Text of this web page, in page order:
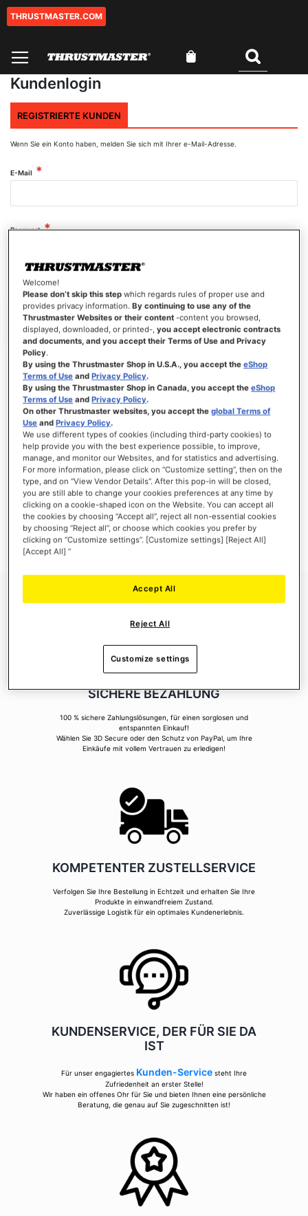
Zum
THRUSTMASTER.COM
Mein Warenkorb
Kundenlogin
REGISTRIERTE KUNDEN
Wenn Sie ein Konto haben, melden Sie sich mit Ihrer e-Mail-Adresse.
E-Mail
Passwort
Passwort anzeigen
ANMELDEN
Passwort vergessen?
NEUE KUNDEN
Ihre Anmeldung hat viele Vorteile: schnellerer Bestellvorgang, speichern von mehreren
Adressen, Sendungsverfolgung und vieles mehr.
EIN KONTO ERSTELLEN
SICHERE BEZAHLUNG
100 % sichere Zahlungslösungen, für einen sorglosen und
entspannten Einkauf!
Wählen Sie 3D Secure oder den Schutz von PayPal, um Ihre
Einkäufe mit vollem Vertrauen zu erledigen!
KOMPETENTER ZUSTELLSERVICE
Verfolgen Sie Ihre Bestellung in Echtzeit und erhalten Sie Ihre
Produkte in einwandfreiem Zustand.
Zuverlässige Logistik für ein optimales Kundenerlebnis.
KUNDENSERVICE, DER FÜR SIE DA
IST
Für unser engagiertes Kunden-Service steht Ihre
Zufriedenheit an erster Stelle!
Wir haben ein offenes Ohr für Sie und bieten Ihnen eine persönliche
Beratung, die genau auf Sie zugeschnitten ist!
Welcome!
Please don’t skip this step which regards rules of proper use and
provides privacy information.By continuing to use any of the
Thrustmaster Websites or their content -content you browsed,
displayed, downloaded, or printed-,you accept electronic contracts
and documents, and you accept their Terms of Use and Privacy
Policy.
By using the Thrustmaster Shop in U.S.A., you accept theeShop
Terms of Use andPrivacy Policy.
By using the Thrustmaster Shop in Canada, you accept theeShop
Terms of Use andPrivacy Policy.
On other Thrustmaster websites, you accept theglobal Terms of
Use andPrivacy Policy.
We use different types of cookies (including third-party cookies) to
help provide you with the best experience possible, to improve,
manage, and monitor our Websites, and for statistics and advertising.
For more information, please click on “Customize setting”, then on the
type, and on “View Vendor Details”. After this pop-in will be closed,
you are still able to change your cookies preferences at any time by
clicking on a cookie-shaped icon on the Website. You can accept all
the cookies by choosing “Accept all”, reject all non-essential cookies
by choosing “Reject all”, or choose which cookies you prefer by
clicking on “Customize settings”. [Customize settings] [Reject All]
[Accept All] ”
Reject All
Accept All
Customize settings